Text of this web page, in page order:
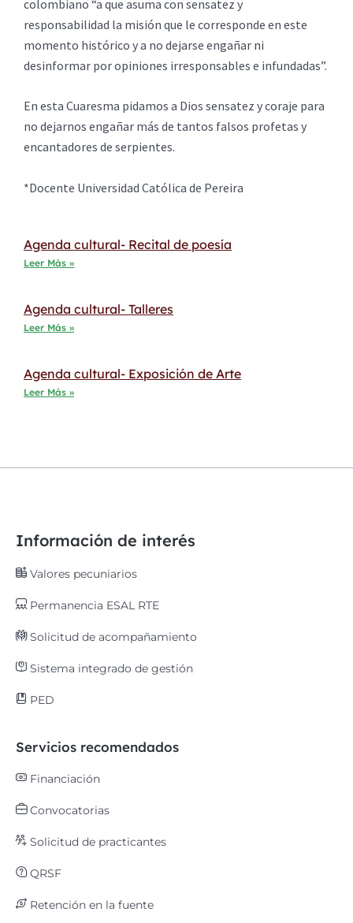
colombiano “a que asuma con sensatez y
responsabilidad la misión que le corresponde en este
momento histórico y a no dejarse engañar ni
desinformar por opiniones irresponsables e infundadas”.
En esta Cuaresma pidamos a Dios sensatez y coraje para
no dejarnos engañar más de tantos falsos profetas y
encantadores de serpientes.
*Docente Universidad Católica de Pereira
Agenda cultural- Recital de poesía
Leer Más »
Agenda cultural- Talleres
Leer Más »
Agenda cultural- Exposición de Arte
Leer Más »
Información de interés
Valores pecuniarios
Permanencia ESAL RTE
Solicitud de acompañamiento
Sistema integrado de gestión
PED
Servicios recomendados
Financiación
Convocatorias
Solicitud de practicantes
QRSF
Retención en la fuente